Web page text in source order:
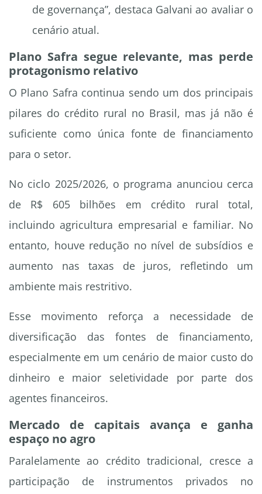
de governança”, destaca Galvani ao avaliar o
cenário atual.
Plano Safra segue relevante, mas perde
protagonismo relativo
O Plano Safra continua sendo um dos principais
pilares do crédito rural no Brasil, mas já não é
suficiente como única fonte de financiamento
para o setor.
No ciclo 2025/2026, o programa anunciou cerca
de R$ 605 bilhões em crédito rural total,
incluindo agricultura empresarial e familiar. No
entanto, houve redução no nível de subsídios e
aumento nas taxas de juros, refletindo um
ambiente mais restritivo.
Esse movimento reforça a necessidade de
diversificação das fontes de financiamento,
especialmente em um cenário de maior custo do
dinheiro e maior seletividade por parte dos
agentes financeiros.
Mercado de capitais avança e ganha
espaço no agro
Paralelamente ao crédito tradicional, cresce a
participação de instrumentos privados no